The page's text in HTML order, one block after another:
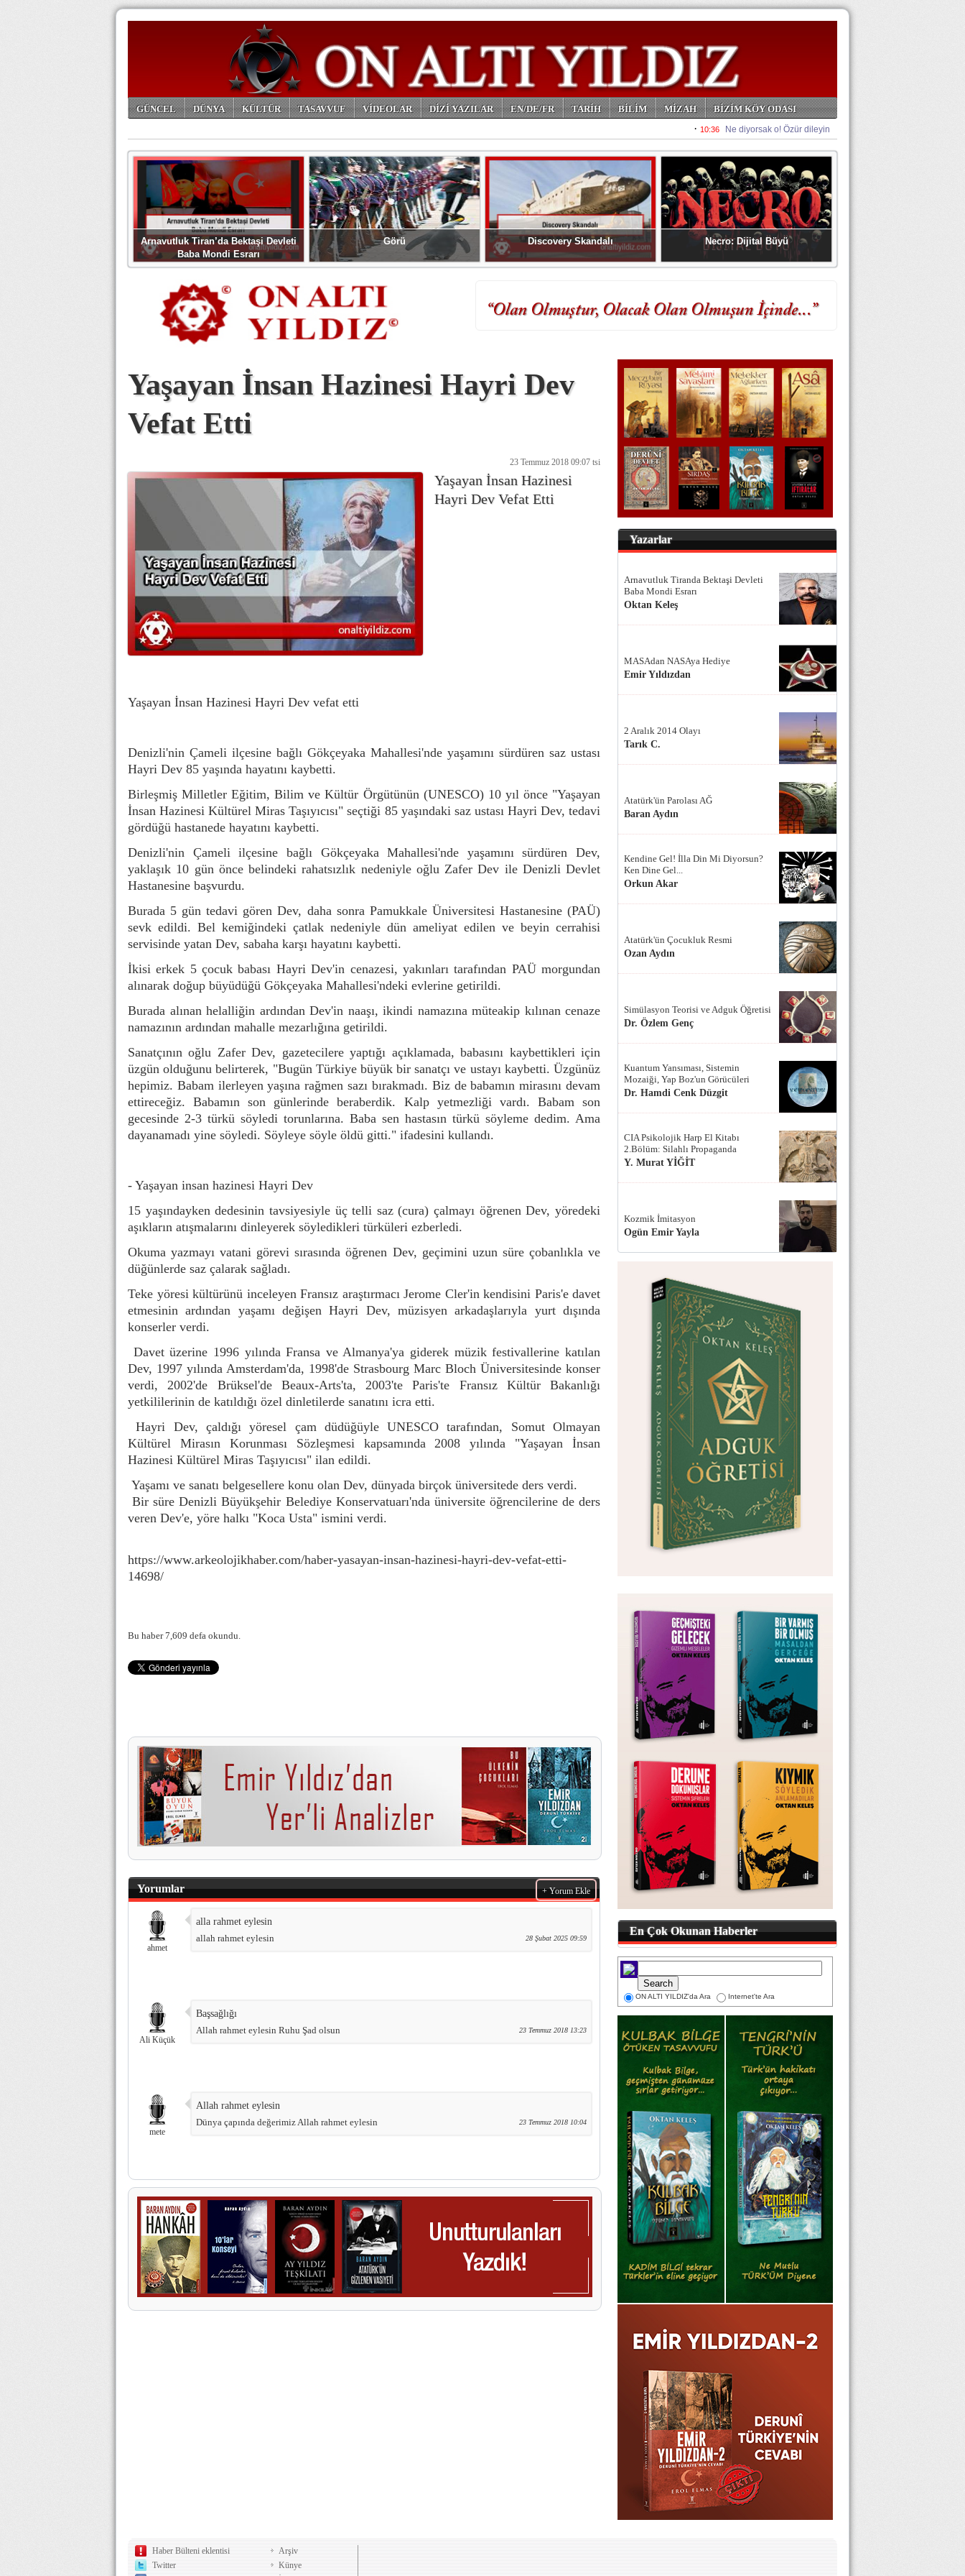
GÜNCEL DÜNYA KÜLTÜR TASAVVUF VİDEOLAR DİZİ YAZILAR EN/DE/FR TARİH BİLİM MİZAH
BİZİM KÖY ODASI
Arnavutluk Tiran’da Bektaşi Devleti
Baba Mondi Esrarı
Görü Discovery Skandalı Necro: Dijital Büyü
Yaşayan İnsan Hazinesi Hayri Dev
Vefat Etti
23 Temmuz 2018 09:07 tsi
Yaşayan İnsan Hazinesi
Hayri Dev Vefat Etti
Yaşayan İnsan Hazinesi Hayri Dev vefat etti
Denizli'nin Çameli ilçesine bağlı Gökçeyaka Mahallesi'nde yaşamını sürdüren saz ustası
Hayri Dev 85 yaşında hayatını kaybetti.
Birleşmiş Milletler Eğitim, Bilim ve Kültür Örgütünün (UNESCO) 10 yıl önce "Yaşayan
İnsan Hazinesi Kültürel Miras Taşıyıcısı" seçtiği 85 yaşındaki saz ustası Hayri Dev, tedavi
gördüğü hastanede hayatını kaybetti.
Denizli'nin Çameli ilçesine bağlı Gökçeyaka Mahallesi'nde yaşamını sürdüren Dev,
yaklaşık 10 gün önce belindeki rahatsızlık nedeniyle oğlu Zafer Dev ile Denizli Devlet
Hastanesine başvurdu.
Burada 5 gün tedavi gören Dev, daha sonra Pamukkale Üniversitesi Hastanesine (PAÜ)
sevk edildi. Bel kemiğindeki çatlak nedeniyle dün ameliyat edilen ve beyin cerrahisi
servisinde yatan Dev, sabaha karşı hayatını kaybetti.
İkisi erkek 5 çocuk babası Hayri Dev'in cenazesi, yakınları tarafından PAÜ morgundan
alınarak doğup büyüdüğü Gökçeyaka Mahallesi'ndeki evlerine getirildi.
Burada alınan helalliğin ardından Dev'in naaşı, ikindi namazına müteakip kılınan cenaze
namazının ardından mahalle mezarlığına getirildi.
Sanatçının oğlu Zafer Dev, gazetecilere yaptığı açıklamada, babasını kaybettikleri için
üzgün olduğunu belirterek, "Bugün Türkiye büyük bir sanatçı ve ustayı kaybetti. Üzgünüz
hepimiz. Babam ilerleyen yaşına rağmen sazı bırakmadı. Biz de babamın mirasını devam
ettireceğiz. Babamın son günlerinde beraberdik. Kalp yetmezliği vardı. Babam son
gecesinde 2-3 türkü söyledi torunlarına. Baba sen hastasın türkü söyleme dedim. Ama
dayanamadı yine söyledi. Söyleye söyle öldü gitti." ifadesini kullandı.
- Yaşayan insan hazinesi Hayri Dev
15 yaşındayken dedesinin tavsiyesiyle üç telli saz (cura) çalmayı öğrenen Dev, yöredeki
aşıkların atışmalarını dinleyerek söyledikleri türküleri ezberledi.
Okuma yazmayı vatani görevi sırasında öğrenen Dev, geçimini uzun süre çobanlıkla ve
düğünlerde saz çalarak sağladı.
Teke yöresi kültürünü inceleyen Fransız araştırmacı Jerome Cler'in kendisini Paris'e davet
etmesinin ardından yaşamı değişen Hayri Dev, müzisyen arkadaşlarıyla yurt dışında
konserler verdi.
Davet üzerine 1996 yılında Fransa ve Almanya'ya giderek müzik festivallerine katılan
Dev, 1997 yılında Amsterdam'da, 1998'de Strasbourg Marc Bloch Üniversitesinde konser
verdi, 2002'de Brüksel'de Beaux-Arts'ta, 2003'te Paris'te Fransız Kültür Bakanlığı
yetkililerinin de katıldığı özel dinletilerde sanatını icra etti.
Hayri Dev, çaldığı yöresel çam düdüğüyle UNESCO tarafından, Somut Olmayan
Kültürel Mirasın Korunması Sözleşmesi kapsamında 2008 yılında "Yaşayan İnsan
Hazinesi Kültürel Miras Taşıyıcısı" ilan edildi.
Yaşamı ve sanatı belgesellere konu olan Dev, dünyada birçok üniversitede ders verdi.
Bir süre Denizli Büyükşehir Belediye Konservatuarı'nda üniversite öğrencilerine de ders
veren Dev'e, yöre halkı "Koca Usta" ismini verdi.
https://www.arkeolojikhaber.com/haber-yasayan-insan-hazinesi-hayri-dev-vefat-etti-
14698/
Bu haber 7,609 defa okundu.
Yorumlar + Yorum Ekle
ahmet
alla rahmet eylesin
allah rahmet eylesin
28 Şubat 2025 09:59
Ali Küçük
Başsağlığı
Allah rahmet eylesin Ruhu Şad olsun
23 Temmuz 2018 13:23
mete
Allah rahmet eylesin
Dünya çapında değerimiz Allah rahmet eylesin
23 Temmuz 2018 10:04
Yazarlar
Arnavutluk Tiranda Bektaşi Devleti
Baba Mondi Esrarı
Oktan Keleş
MASAdan NASAya Hediye
Emir Yıldızdan
2 Aralık 2014 Olayı
Tarık C.
Atatürk'ün Parolası AĞ
Baran Aydın
Kendine Gel! İlla Din Mi Diyorsun?
Ken Dine Gel...
Orkun Akar
Atatürk'ün Çocukluk Resmi
Ozan Aydın
Simülasyon Teorisi ve Adguk Öğretisi
Dr. Özlem Genç
Kuantum Yansıması, Sistemin
Mozaiği, Yap Boz'un Görücüleri
Dr. Hamdi Cenk Düzgit
CIA Psikolojik Harp El Kitabı
2.Bölüm: Silahlı Propaganda
Y. Murat YİĞİT
Kozmik İmitasyon
Ogün Emir Yayla
En Çok Okunan Haberler
ON ALTI YILDIZ'da Ara Internet'te Ara
Haber Bülteni eklentisi
Twitter
Arşiv
Künye